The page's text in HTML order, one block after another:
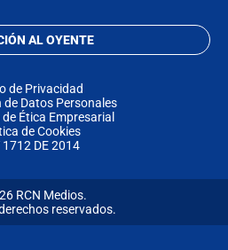
AL OYENTE
de Privacidad
de Datos Personales
Ética Empresarial
de Cookies
1712 DE 2014
RCN Medios.
reservados.